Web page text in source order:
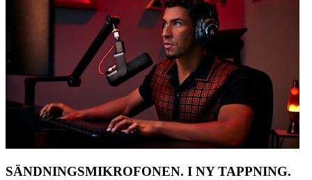
SÄNDNINGSMIKROFONEN. I NY TAPPNING.